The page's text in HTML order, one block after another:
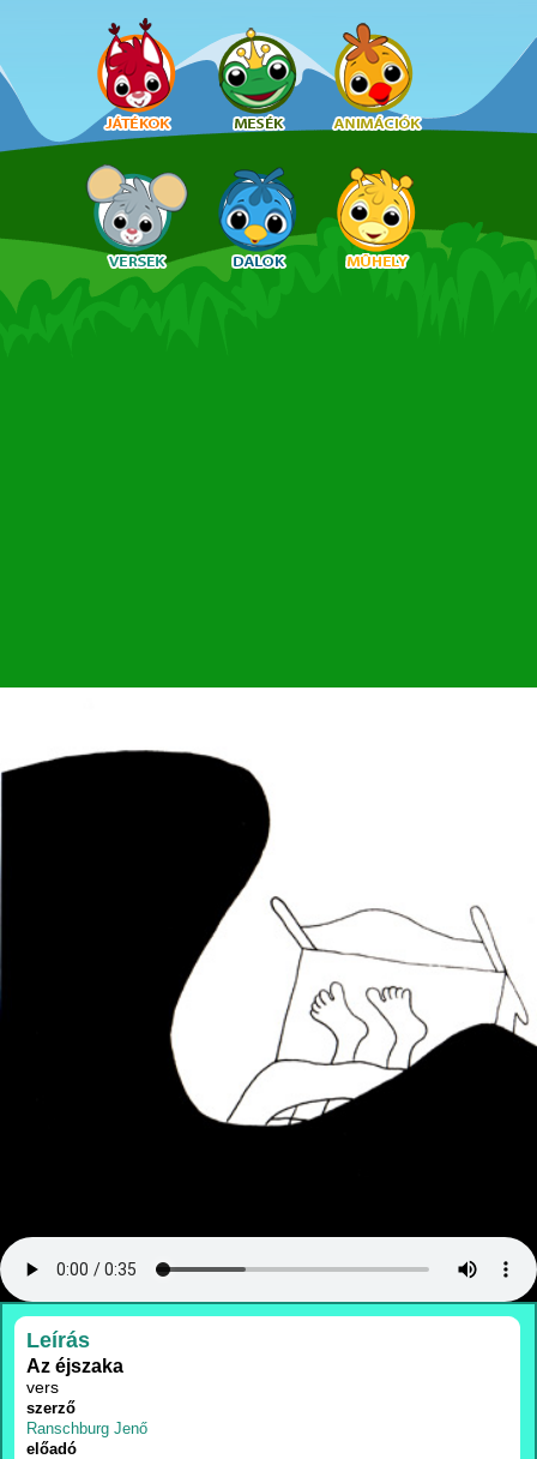
RÉSZLETEK
Leírás
Az éjszaka
vers
szerző
Ranschburg Jenő
előadó